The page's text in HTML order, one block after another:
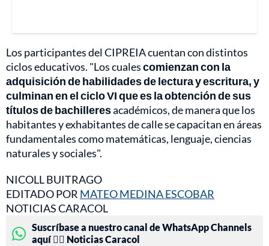
Los participantes del CIPREIA cuentan con distintos
ciclos educativos. "Los cualescomienzan con la
adquisición de habilidades de lectura y escritura, y
culminan en el ciclo VI que es la obtención de sus
títulos de bachilleresacadémicos, de manera que los
habitantes y exhabitantes de calle se capacitan en áreas
fundamentales como matemáticas, lenguaje, ciencias
naturales y sociales".
NICOLL BUITRAGO
EDITADO POR MATEO MEDINA ESCOBAR
NOTICIAS CARACOL
Suscríbase a nuestro canal de WhatsApp Channels
aquí 👉🏻 Noticias Caracol